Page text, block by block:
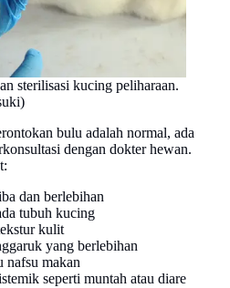
sterilisasi kucing peliharaan.
bulu adalah normal, ada
dengan dokter hewan.
dan berlebihan
tubuh kucing
kulit
yang berlebihan
nafsu makan
seperti muntah atau diare